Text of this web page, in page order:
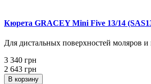
Кюрета GRACEY Mini Five 13/14
Для дистальных поверхностей моляров
3 340 грн
2 643 грн
В корзину